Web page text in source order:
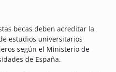
becas deben acreditar la
estudios universitarios
según el Ministerio de
de España.